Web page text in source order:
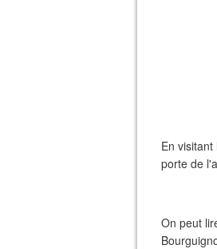
En
porte de
On peut